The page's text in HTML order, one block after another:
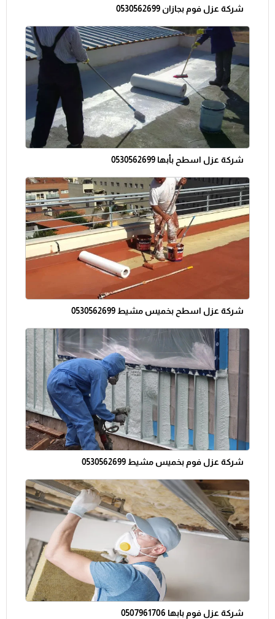
شركة عزل فوم بجازان 0530562699
شركة عزل اسطح بأبها 0530562699
شركة عزل اسطح بخميس مشيط 0530562699
شركة عزل فوم بخميس مشيط 0530562699
شركة عزل فوم بابها 0507961706